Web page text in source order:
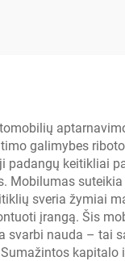
galimybes
padangų keitikliai
Mobilumas
sveria žymiai
įrangą. Šis
nauda – tai
kapitalo